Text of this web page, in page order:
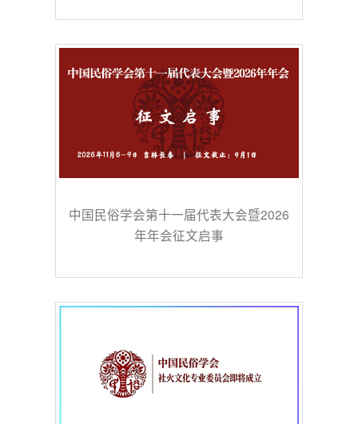
中国民俗学会第十一届代表大会暨2026
年年会征文启事